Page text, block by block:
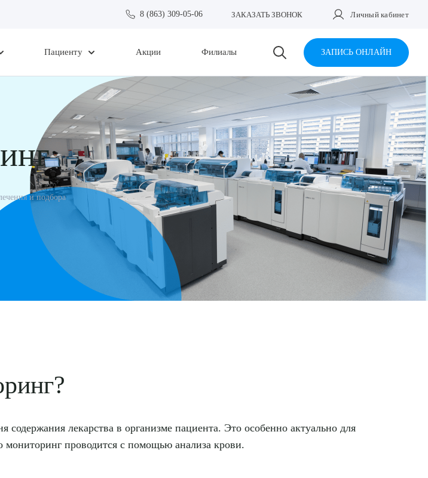
8 (863) 309-05-06 ЗАКАЗАТЬ ЗВОНОК Личный кабинет
Пациенту Акции Филиалы ЗАПИСЬ ОНЛАЙН
и подбора
лекарства в организме пациента. Это особенно актуально для
проводится с помощью анализа крови.